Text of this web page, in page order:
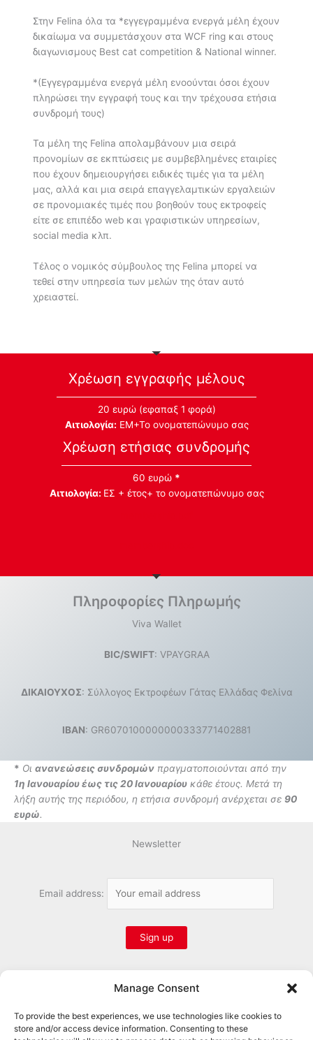
Manage Consent
To provide the best experiences, we use technologies like cookies to
store and/or access device information. Consenting to these
Στην Felina όλα τα *εγγεγραμμένα ενεργά μέλη έχουν
δικαίωμα να συμμετάσχουν στα WCF ring και στους
διαγωνισμους Best cat competition & National winner.
*(Εγγεγραμμένα ενεργά μέλη ενοούνται όσοι έχουν
πληρώσει την εγγραφή τους και την τρέχουσα ετήσια
συνδρομή τους)
Τα μέλη της Felina απολαμβάνουν μια σειρά
προνομίων σε εκπτώσεις με συμβεβλημένες εταιρίες
που έχουν δημειουργήσει ειδικές τιμές για τα μέλη
μας, αλλά και μια σειρά επαγγελαμτικών εργαλειών
σε προνομιακές τιμές που βοηθούν τους εκτροφείς
είτε σε επιπέδο web και γραφιστικών υπηρεσίων,
social media κλπ.
Τέλος ο νομικός σύμβουλος της Felina μπορεί να
τεθεί στην υπηρεσία των μελών της όταν αυτό
χρειαστεί.
Χρέωση εγγραφής μέλους
20 ευρώ (εφαπαξ 1 φορά)
Αιτιολογία: ΕΜ+Το ονοματεπώνυμο σας
Χρέωση ετήσιας συνδρομής
60 ευρώ *
Αιτιολογία: ΕΣ + έτος+ το ονοματεπώνυμο σας
Πληροφορίες Πληρωμής
Viva Wallet
BIC/SWIFT: VPAYGRAA
ΔΙΚΑΙΟΥΧΟΣ: Σύλλογος Εκτροφέων Γάτας Ελλάδας Φελίνα
IBAN: GR6070100000000333771402881
* Οι ανανεώσεις συνδρομών πραγματοποιούνται από την
1η Ιανουαρίου έως τις 20 Ιανουαρίου κάθε έτους. Μετά τη
λήξη αυτής της περιόδου, η ετήσια συνδρομή ανέρχεται σε 90
ευρώ.
Newsletter
Email address:
Follow us